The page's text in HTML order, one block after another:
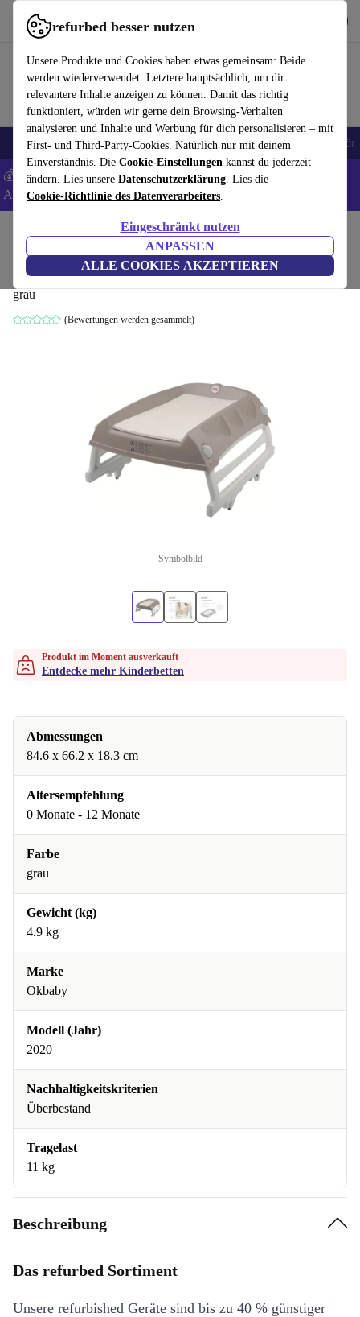
refurbed besser nutzen
Unsere Produkte und Cookies haben etwas gemeinsam: Beide
werden wiederverwendet. Letztere hauptsächlich, um dir
relevantere Inhalte anzeigen zu können. Damit das richtig
funktioniert, würden wir gerne dein Browsing-Verhalten
analysieren und Inhalte und Werbung für dich personalisieren – mit
First- und Third-Party-Cookies. Natürlich nur mit deinem
Einverständnis. Die Cookie-Einstellungen kannst du jederzeit
ändern. Lies unsere Datenschutzerklärung. Lies die
Cookie-Richtlinie des Datenverarbeiters.
Eingeschränkt nutzen
ANPASSEN
ALLE COOKIES AKZEPTIEREN
refurbed schnell und einfach nutzen
🎒 Back to school Handys Laptops Tablets Smartwatches Zubehör
💰 Extra -8% auf Samsung- und Google-Smartphones - Code:
ANDROID8 -AGB
Kinderbetten
Okbaby Flat Wickelauflage
grau
(Bewertungen werden gesammelt)
Symbolbild
Produkt im Moment ausverkauft
Entdecke mehr Kinderbetten
Abmessungen
84.6 x 66.2 x 18.3 cm
Altersempfehlung
0 Monate - 12 Monate
Farbe
grau
Gewicht (kg)
4.9 kg
Marke
Okbaby
Modell (Jahr)
2020
Nachhaltigkeitskriterien
Überbestand
Tragelast
11 kg
Beschreibung
Das refurbed Sortiment
Unsere refurbished Geräte sind bis zu 40 % günstiger